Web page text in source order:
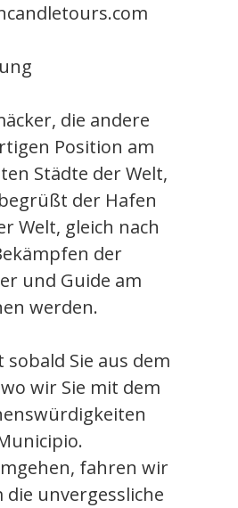
die andere
Position am
Städte der Welt,
der Hafen
Welt, gleich nach
der
und Guide am
werden.
Sie aus dem
wir Sie mit dem
fahren wir
unvergessliche